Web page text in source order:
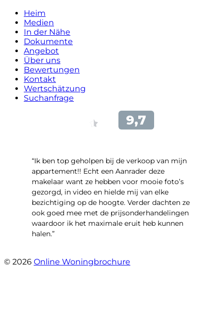
Heim
Medien
In der Nähe
Dokumente
Angebot
Über uns
Bewertungen
Kontakt
Wertschätzung
Suchanfrage
“Ik ben top geholpen bij de verkoop van mijn
appartement!! Echt een Aanrader deze
makelaar want ze hebben voor mooie foto’s
gezorgd, in video en hielde mij van elke
bezichtiging op de hoogte. Verder dachten ze
ook goed mee met de prijsonderhandelingen
waardoor ik het maximale eruit heb kunnen
halen.”
© 2026 Online Woningbrochure